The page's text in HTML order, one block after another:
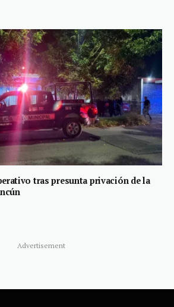
tras presunta privación de la
Advertisement